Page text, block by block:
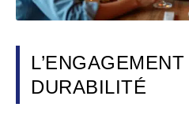
DURABILITÉ